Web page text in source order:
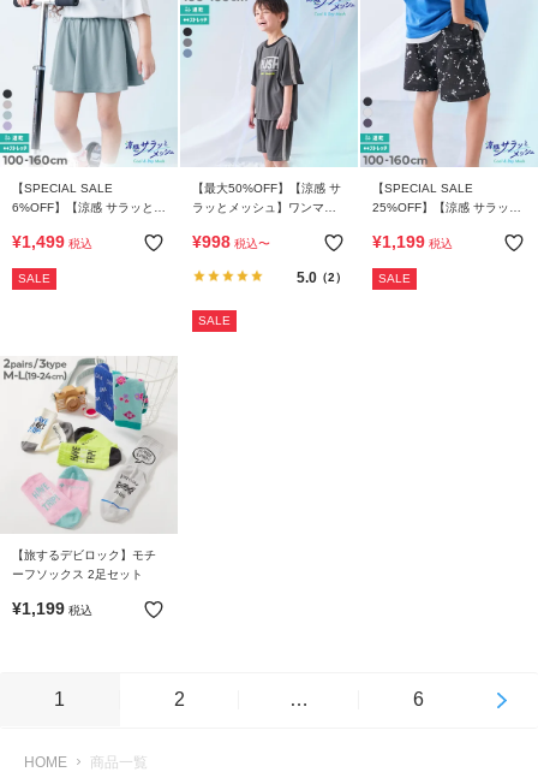
【SPECIAL SALE
6%OFF】【涼感 サラッとメ
ザー キュロット
¥1,499 税込
SALE
【最大50%OFF】【涼感 サ
ラッとメッシュ】ワンマイ
トパジャマ
¥998 税込〜
5.0（2）
SALE
【SPECIAL SALE
25%OFF】【涼感 サラッと
パンツ
¥1,199 税込
SALE
【旅するデビロック】モチ
ーフソックス 2足セット
¥1,199 税込
1 2 … 6
HOME 商品一覧